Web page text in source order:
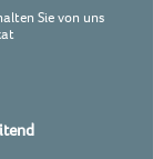
Sie von uns